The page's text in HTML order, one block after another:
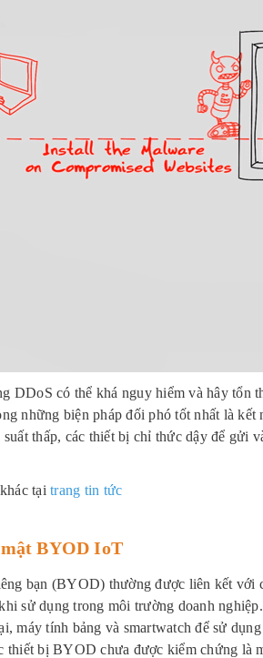
DDoS có thể khá nguy hiểm và hây tổn
những biện pháp đối phó tốt nhất là
thấp, các thiết bị chỉ thức dậy để gửi
tại trang tin tức
BYOD IoT
bạn (BYOD) thường được liên kết
sử dụng trong môi trường doanh
máy tính bảng và smartwatch để sử
thiết bị BYOD chưa được kiểm chứng là